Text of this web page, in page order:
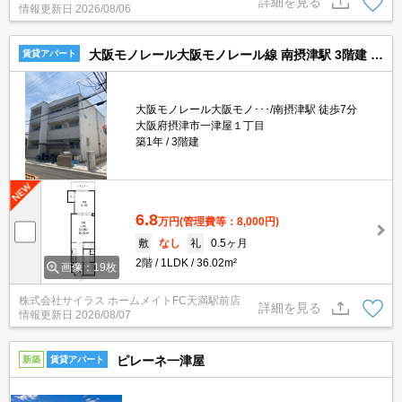
情報更新日 2026/08/06
賃貸アパート 大阪モノレール大阪モノレール線 南摂津駅 3階建 築1年
大阪モノレール大阪モノ･･･/南摂津駅 徒歩7分
大阪府摂津市一津屋１丁目
築1年
3階建
画像：19枚
6.8万円(管理費等：8,000円)
敷
なし 礼
0.5ヶ月
2階
1LDK 36.02m²
株式会社サイラス ホームメイトFC天満駅前店
情報更新日 2026/08/07
詳細を見る
新築 賃貸アパート ピレーネ一津屋